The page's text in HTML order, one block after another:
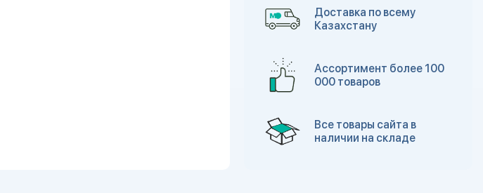
Доставка по всему
Казахстану
Ассортимент более 100
000 товаров
Все товары сайта в
наличии на складе